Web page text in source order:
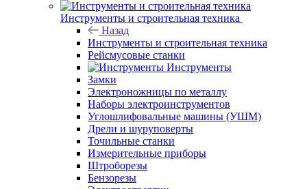
Инструменты и строительная техника
Назад
Инструменты и строительная техника
Рейсмусовые станки
Инструменты
Замки
Электроножницы по металлу
Наборы электроинструментов
Углошлифовальные машины (УШМ)
Дрели и шуруповерты
Точильные станки
Измерительные приборы
Штроборезы
Бензорезы